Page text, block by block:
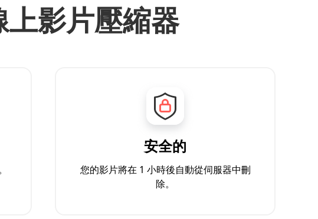
影片壓縮器
安全的
您的影片將在 1 小時後自動從伺服器中刪
除。